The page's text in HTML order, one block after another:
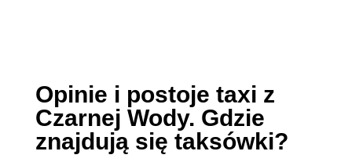
Opinie i postoje taxi z
Czarnej Wody. Gdzie
znajdują się taksówki?